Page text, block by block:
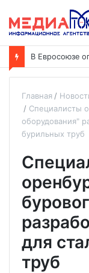
Главная
Специалисты
оборудования"
бурильных труб
для
труб